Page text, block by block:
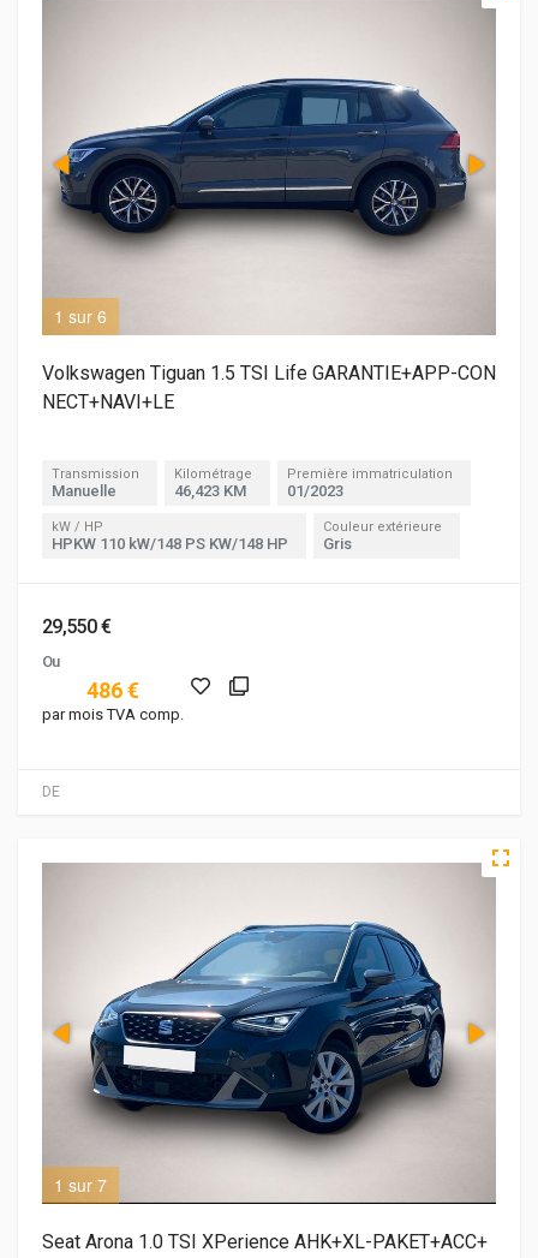
1 sur 6
DE
Volkswagen Tiguan 1.5 TSI Life GARANTIE+APP-CON
NECT+NAVI+LE
Transmission
Manuelle
Kilométrage
46,423 KM
Première immatriculation
01/2023
kW / HP
HPKW 110 kW/148 PS KW/148 HP
Couleur extérieure
Gris
29,550 €
Ou
486 €
par mois TVA comp.
1 sur 7
Seat Arona 1.0 TSI XPerience AHK+XL-PAKET+ACC+